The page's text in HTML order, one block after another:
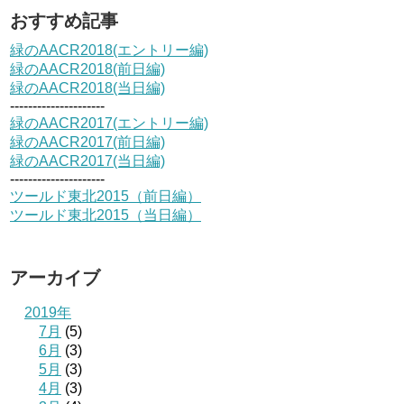
おすすめ記事
緑のAACR2018(エントリー編)
緑のAACR2018(前日編)
緑のAACR2018(当日編)
---------------------
緑のAACR2017(エントリー編)
緑のAACR2017(前日編)
緑のAACR2017(当日編)
---------------------
ツールド東北2015（前日編）
ツールド東北2015（当日編）
アーカイブ
2019年
7月 (5)
6月 (3)
5月 (3)
4月 (3)